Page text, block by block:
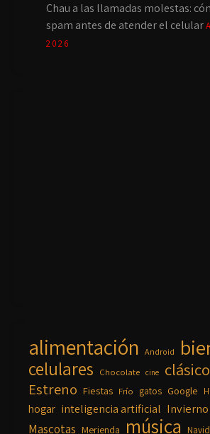
Chau a las llamadas molestas:
spam antes de atender el celular
2026
alimentación Android
celulares Chocolate cine
Estreno Fiestas Frío gatos Google
hogar inteligencia artificial Invierno
Mascotas Merienda música